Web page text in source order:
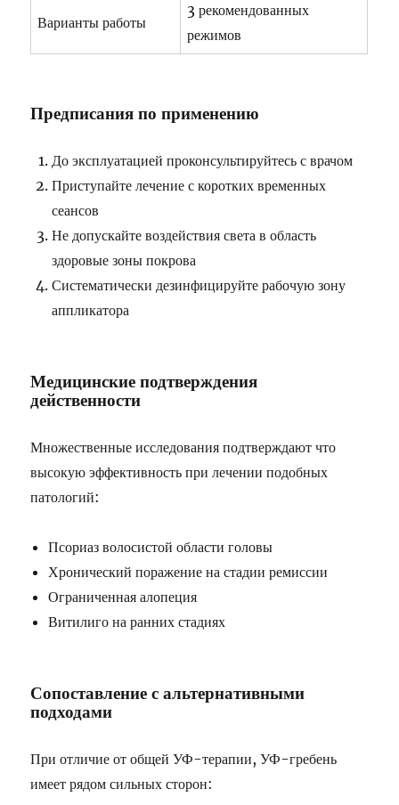
Варианты работы
3 рекомендованных
режимов
Предписания по применению
До эксплуатацией проконсультируйтесь с врачом
Приступайте лечение с коротких временных
сеансов
Не допускайте воздействия света в область
здоровые зоны покрова
Систематически дезинфицируйте рабочую зону
аппликатора
Медицинские подтверждения
действенности
Множественные исследования подтверждают что
высокую эффективность при лечении подобных
патологий:
Псориаз волосистой области головы
Хронический поражение на стадии ремиссии
Ограниченная алопеция
Витилиго на ранних стадиях
Сопоставление с альтернативными
подходами
При отличие от общей УФ-терапии, УФ-гребень
имеет рядом сильных сторон: